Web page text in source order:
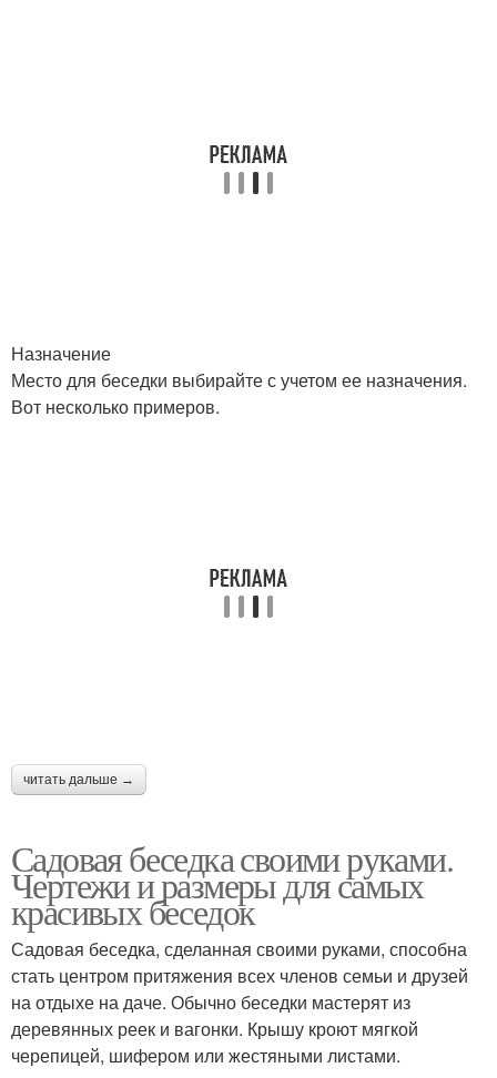
Простые беседки
Деревянная беседка Переносная беседка
Угловая беседка
стиле
Китайская беседка Беседки на даче
Назначение
Место для беседки выбирайте с учетом ее назначения.
Вот несколько примеров.
читать дальше →
Садовая беседка своими руками.
Чертежи и размеры для самых
красивых беседок
Садовая беседка, сделанная своими руками, способна
стать центром притяжения всех членов семьи и друзей
на отдыхе на даче. Обычно беседки мастерят из
деревянных реек и вагонки. Крышу кроют мягкой
черепицей, шифером или жестяными листами.